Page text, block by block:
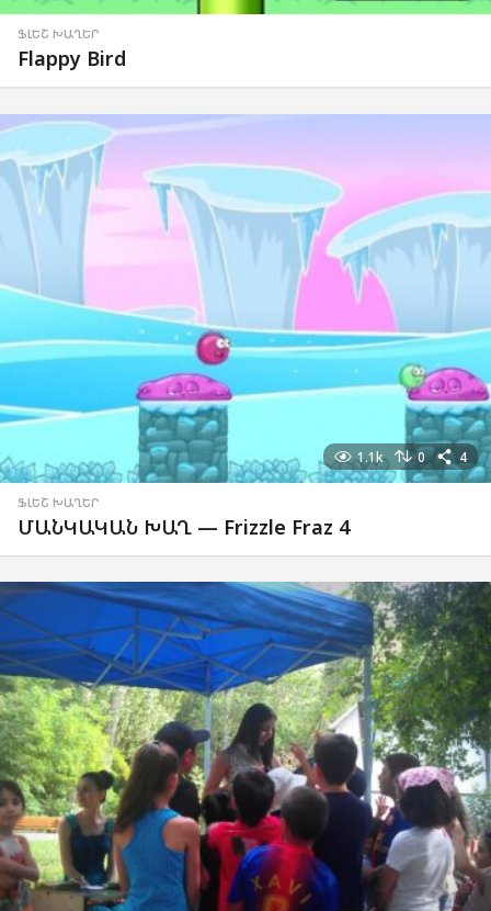
ՖԼԵՇ ԽԱՂԵՐ
Flappy Bird
1.1k 0 4
ՖԼԵՇ ԽԱՂԵՐ
ՄԱՆԿԱԿԱՆ ԽԱՂ — Frizzle Fraz 4